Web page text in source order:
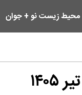
محیط زیستنو + جوان